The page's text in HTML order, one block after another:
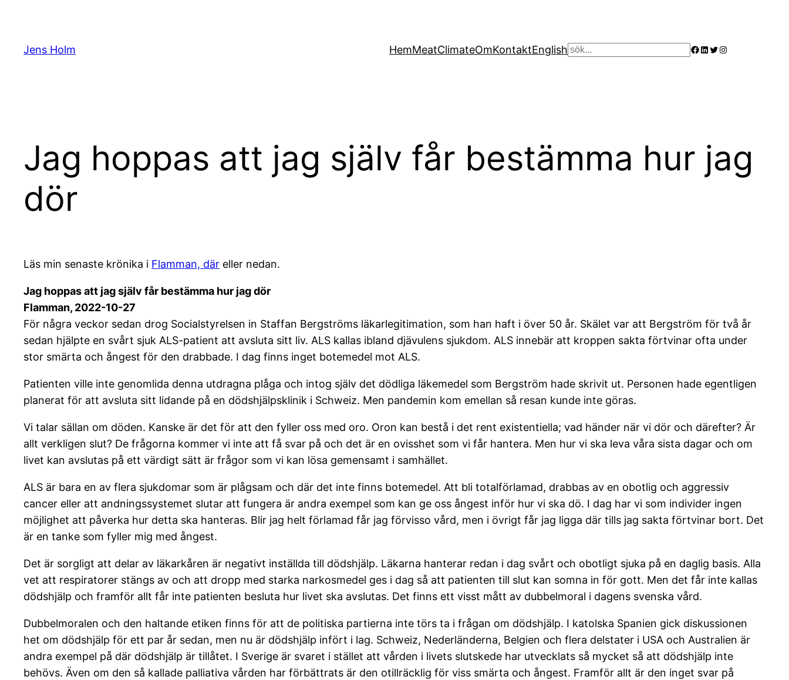
innehåll
Jens Holm HemMeatClimateOmKontaktEnglish Sök Facebook
LinkedIn
Twitter
Instagram
Jag hoppas att jag själv får bestämma hur jag
dör
Läs min senaste krönika i Flamman, där eller nedan.
Jag hoppas att jag själv får bestämma hur jag dör
Flamman, 2022-10-27
För några veckor sedan drog Socialstyrelsen in Staffan Bergströms läkarlegitimation, som han haft i över 50 år. Skälet var att Bergström för två år
sedan hjälpte en svårt sjuk ALS-patient att avsluta sitt liv. ALS kallas ibland djävulens sjukdom. ALS innebär att kroppen sakta förtvinar ofta under
stor smärta och ångest för den drabbade. I dag finns inget botemedel mot ALS.
Patienten ville inte genomlida denna utdragna plåga och intog själv det dödliga läkemedel som Bergström hade skrivit ut. Personen hade egentligen
planerat för att avsluta sitt lidande på en dödshjälpsklinik i Schweiz. Men pandemin kom emellan så resan kunde inte göras.
Vi talar sällan om döden. Kanske är det för att den fyller oss med oro. Oron kan bestå i det rent existentiella; vad händer när vi dör och därefter? Är
allt verkligen slut? De frågorna kommer vi inte att få svar på och det är en ovisshet som vi får hantera. Men hur vi ska leva våra sista dagar och om
livet kan avslutas på ett värdigt sätt är frågor som vi kan lösa gemensamt i samhället.
ALS är bara en av flera sjukdomar som är plågsam och där det inte finns botemedel. Att bli totalförlamad, drabbas av en obotlig och aggressiv
cancer eller att andningssystemet slutar att fungera är andra exempel som kan ge oss ångest inför hur vi ska dö. I dag har vi som individer ingen
möjlighet att påverka hur detta ska hanteras. Blir jag helt förlamad får jag förvisso vård, men i övrigt får jag ligga där tills jag sakta förtvinar bort. Det
är en tanke som fyller mig med ångest.
Det är sorgligt att delar av läkarkåren är negativt inställda till dödshjälp. Läkarna hanterar redan i dag svårt och obotligt sjuka på en daglig basis. Alla
vet att respiratorer stängs av och att dropp med starka narkosmedel ges i dag så att patienten till slut kan somna in för gott. Men det får inte kallas
dödshjälp och framför allt får inte patienten besluta hur livet ska avslutas. Det finns ett visst mått av dubbelmoral i dagens svenska vård.
Dubbelmoralen och den haltande etiken finns för att de politiska partierna inte törs ta i frågan om dödshjälp. I katolska Spanien gick diskussionen
het om dödshjälp för ett par år sedan, men nu är dödshjälp infört i lag. Schweiz, Nederländerna, Belgien och flera delstater i USA och Australien är
andra exempel på där dödshjälp är tillåtet. I Sverige är svaret i stället att vården i livets slutskede har utvecklats så mycket så att dödshjälp inte
behövs. Även om den så kallade palliativa vården har förbättrats är den otillräcklig för viss smärta och ångest. Framför allt är den inget svar på